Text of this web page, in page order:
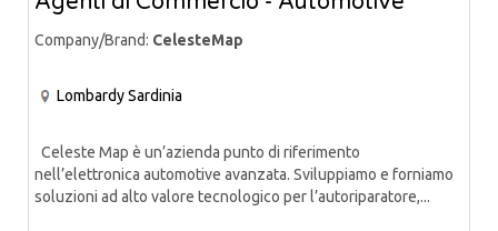
Company/Brand: CelesteMap
LombardySardinia
Celeste Map è un’azienda punto di riferimento
nell’elettronica automotive avanzata. Sviluppiamo e forniamo
soluzioni ad alto valore tecnologico per l’autoriparatore,...